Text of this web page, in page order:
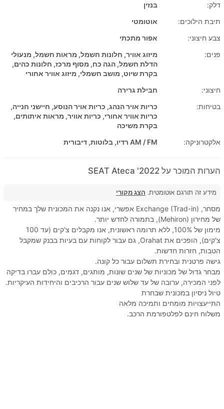
דלק:
בנזין
תיבת הילוכים:
אוטומטי
צבע חיצוני:
אפור מתכתי
פנים:
מיזוג אוויר, חלונות חשמל, מראות חשמל, מנעולי
הדלת חשמל, הגה כח, מסוף מרכז, חלונות כהים,
בקרת שיוט, מושב חשמלי, מיזוג אוויר אחורי
חיצוני:
חבילת גרירה
בטיחות:
כריות אויר הנהג, כריות אויר הנוסע, חיישני חנייה,
כריות אוויר אחורי, כריות אוויר, מראות איתותים,
בקרת משיכה
אלקטרוניקה:
AM / FM רדיו, בלוטות, דיבורית
הערות המוכר על 2022' SEAT Ateca
מידע זה תורגם אוטומטית. הצג מקורי
מסחר, Exchange (Trad-in) אפשרי, אנו נקנה את המכונית שלך במחיר
של מחירון (Mehiron), בתמורה לחדש יותר.
מימון של 100%, ללא תרומה ראשונית, אנו מקבלים צ'קים (עד 100
צ'קים), הופכים את Orahat, גם עבור לקוחות עם בעיות בבנק שמקבל
הטבות, חזרות חדשות.
גישה פרטנית ובחירת תשלום עבור כל קונה.
מבחר גדול של מכוניות של שנים שונות, מותגים, דגמים, כולם עברו בדיקה
לפני המכירה, ערובה של עד שלוש שנים עבור הרכיבים והיחידות העיקריות.
טיול ניסיון במכונית שבחרת
התייעצויות מומחים ותמיכה מלאה
משלוח חינם לפלטפורמת הרכב.